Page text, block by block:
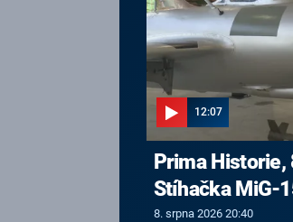
12:07
Prima Historie,
Stíhačka MiG-
8. srpna 2026 20:40